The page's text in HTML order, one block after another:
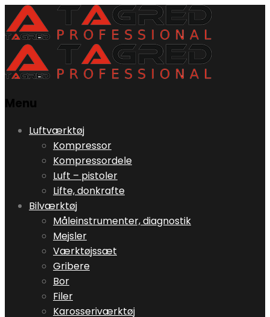
Menu
Skip
content
Luftværktøj
Kompressor
Kompressordele
Luft – pistoler
Lifte, donkrafte
Bilværktøj
Måleinstrumenter, diagnostik
Mejsler
Værktøjssæt
Gribere
Bor
Filer
Karosseriværktøj